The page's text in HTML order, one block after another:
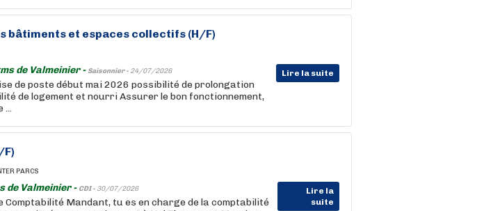
bâtiments et espaces collectifs (H/F)
de Valmeinier - Saisonnier - 24/07/2026 Lire la suite
de poste début mai 2026 possibilité de prolongation
de logement et nourri Assurer le bon fonctionnement,
...
F)
PARCS
de Valmeinier - CDI - 30/07/2026
Lire la
suite
Comptabilité Mandant, tu es en charge de la comptabilité